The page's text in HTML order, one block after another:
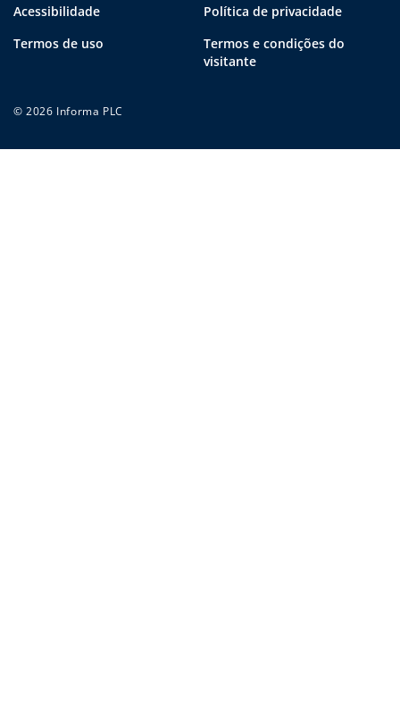
Acessibilidade
Política de privacidade
Termos de uso
Termos e condições do
visitante
© 2026 Informa PLC